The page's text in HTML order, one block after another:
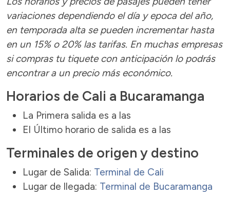
variaciones dependiendo el día y epoca del año,
en temporada alta se pueden incrementar hasta
en un 15% o 20% las tarifas. En muchas empresas
si compras tu tiquete con anticipación lo podrás
encontrar a un precio más económico.
Horarios de Cali a Bucaramanga
La Primera salida es a las
El Último horario de salida es a las
Terminales de origen y destino
Lugar de Salida: Terminal de Cali
Lugar de llegada: Terminal de Bucaramanga